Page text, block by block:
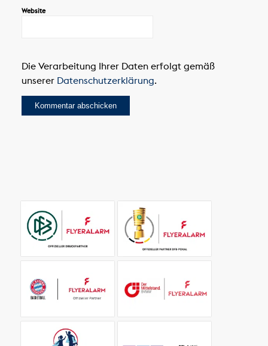
Website
Die Verarbeitung Ihrer Daten erfolgt gemäß
unserer Datenschutzerklärung.